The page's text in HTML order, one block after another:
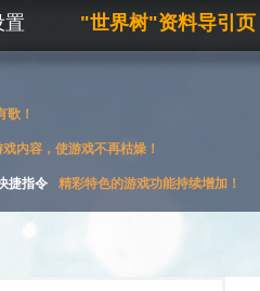
置 "世界树"资料导引页
歌！
内容，使游戏不再枯燥！
捷指令 精彩特色的游戏功能持续增加！